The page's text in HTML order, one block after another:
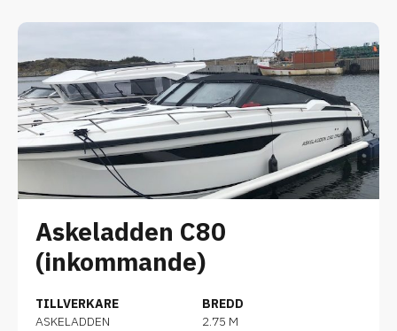
Askeladden C80
(inkommande)
TILLVERKARE
ASKELADDEN
BREDD
2.75 M